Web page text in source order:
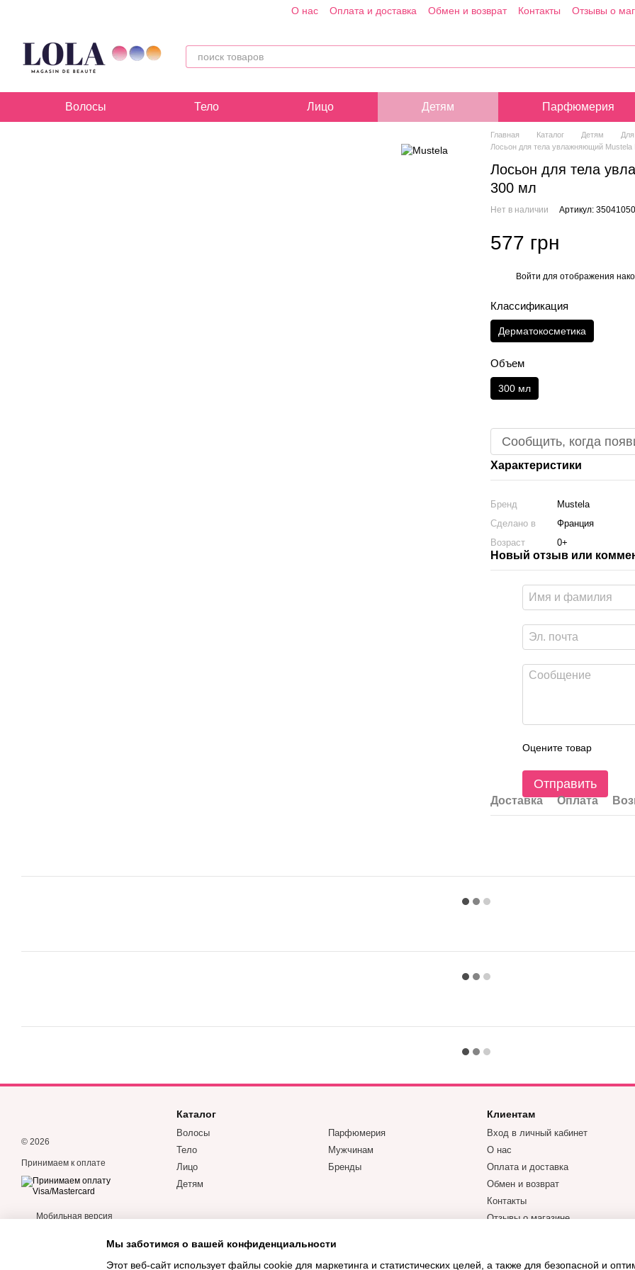
О нас Оплата и доставка Обмен и возврат Контакты Отзывы о
Волосы Тело Лицо Детям Парфюмерия
Главная Каталог Детям
Лосьон для тела увлажняющий
Лосьон для тела
300 мл
Нет в наличии Артикул:
577 грн
Войти для отображения
Классификация
Дерматокосметика
Объем
300 мл
Сообщить, когда
Характеристики
Бренд
Mustela
Сделано в
Франция
Возраст
0+
Новый отзыв или
Оцените товар
Отправить
Доставка Оплата
© 2026
Принимаем к оплате
Мобильная версия
Каталог
Волосы
Тело
Лицо
Детям
Парфюмерия
Мужчинам
Бренды
Клиентам
Вход в личный кабинет
О нас
Оплата и доставка
Обмен и возврат
Контакты
Отзывы о магазине
Мы заботимся о вашей конфиденциальности
Этот веб-сайт использует файлы cookie для маркетинга и статистических целей, а также для безопасной и